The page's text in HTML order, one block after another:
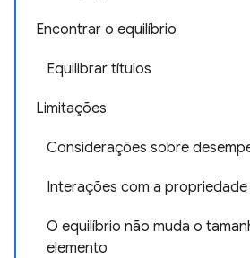
Encontrar o equilíbrio
Equilibrar títulos
Limitações
Considerações sobre
Interações com a
O equilíbrio não muda o
elemento